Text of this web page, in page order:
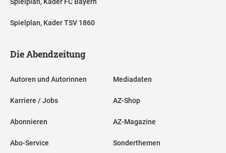
Spielplan, Kader FC Bayern
Spielplan, Kader TSV 1860
Die Abendzeitung
Autoren und Autorinnen
Karriere / Jobs
Abonnieren
Abo-Service
Mediadaten
AZ-Shop
AZ-Magazine
Sonderthemen